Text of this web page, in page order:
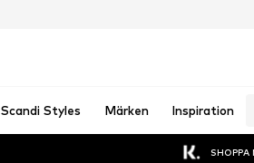
Scandi Styles Märken Inspiration